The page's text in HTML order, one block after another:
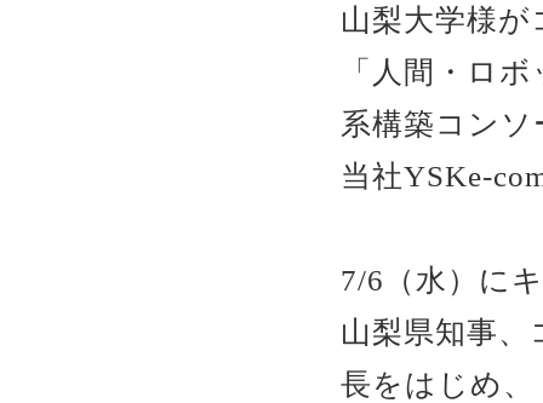
山梨大学様
「人間・ロ
系構築コン
当社YSKe-
7/6（水）に
山梨県知事
長をはじめ、